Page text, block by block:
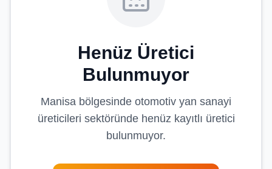
Henüz Üretici
Bulunmuyor
Manisa bölgesinde otomotiv yan sanayi
üreticileri sektöründe henüz kayıtlı üretici
bulunmuyor.